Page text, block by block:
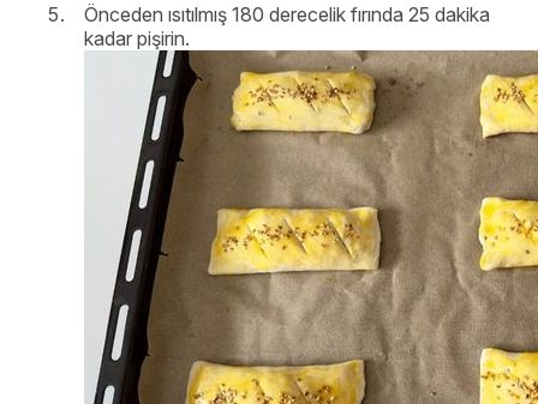
Önceden ısıtılmış 180 derecelik fırında 25 dakika
kadar pişirin.